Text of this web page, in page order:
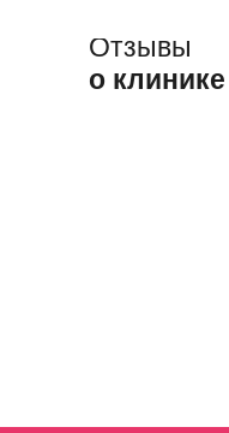
Отзывы
о